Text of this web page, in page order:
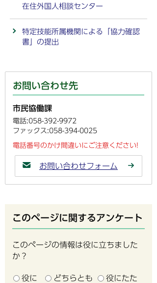
在住外国人相談センター
特定技能所属機関による「協力確認
書」の提出
お問い合わせ先
市民協働課
電話:058-392-9972
ファックス:058-394-0025
電話番号のかけ間違いにご注意ください!
お問い合わせフォーム
このページに関するアンケート
このページの情報は役に立ちました
か？
役に
どちらとも
役にたた